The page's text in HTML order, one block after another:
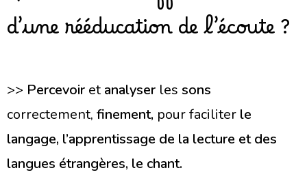
d’une rééducation de l’écoute ?
>> Percevoir etanalyser les sons
correctement, finement, pour faciliter le
langage, l’apprentissage de la lecture et des
langues étrangères, le chant.